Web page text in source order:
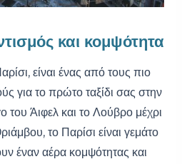
και κομψότητα
είναι ένας από τους πιο
για το πρώτο ταξίδι σας στην
Άιφελ και το Λούβρο μέχρι
το Παρίσι είναι γεμάτο
έναν αέρα κομψότητας και